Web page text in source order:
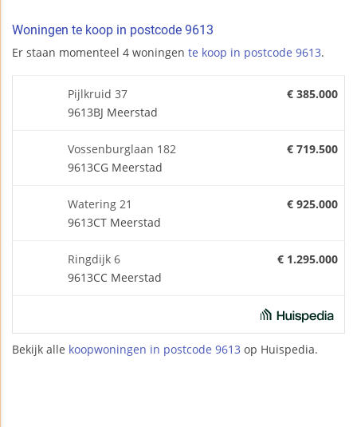
Woningen te koop in postcode 9613
Er staan momenteel 4 woningen te koop in postcode 9613.
Pijlkruid 37
9613BJ Meerstad
€ 385.000
Vossenburglaan 182
9613CG Meerstad
€ 719.500
Watering 21
9613CT Meerstad
€ 925.000
Ringdijk 6
9613CC Meerstad
€ 1.295.000
Bekijk alle koopwoningen in postcode 9613 op Huispedia.